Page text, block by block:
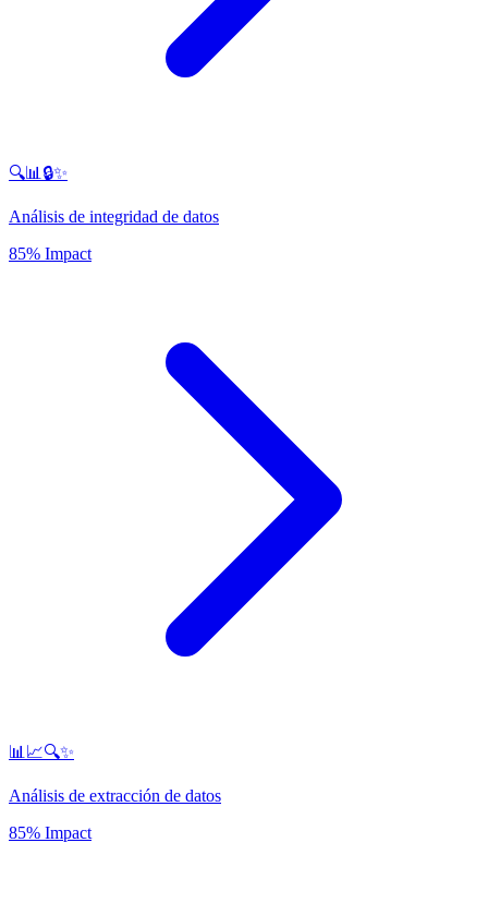
🔍📊🔒✨
Análisis de integridad de datos
85% Impact
📊📈🔍✨
Análisis de extracción de datos
85% Impact